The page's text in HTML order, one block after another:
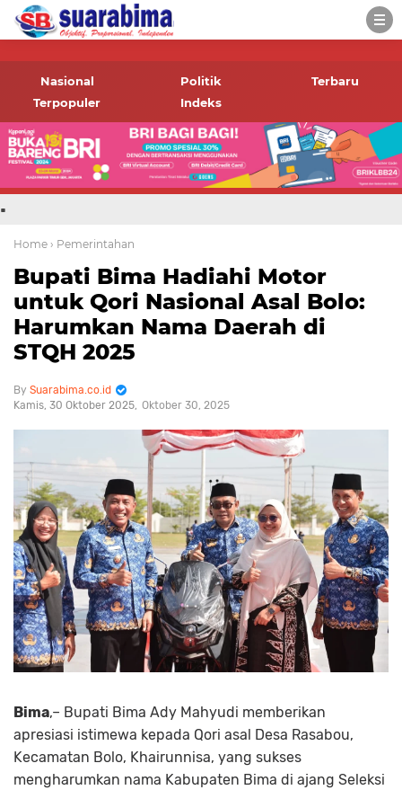
-->
informasi terbaru tentang
Bima dan daerah sekitar
Nasional Politik
Terbaru
Terpopuler
Indeks
.
Home › Pemerintahan
Bupati Bima Hadiahi Motor
untuk Qori Nasional Asal Bolo:
Harumkan Nama Daerah di
STQH 2025
Suarabima.co.id
Kamis, 30 Oktober 2025 Oktober 30, 2025
Bima,– Bupati Bima Ady Mahyudi memberikan
apresiasi istimewa kepada Qori asal Desa Rasabou,
Kecamatan Bolo, Khairunnisa, yang sukses
mengharumkan nama Kabupaten Bima di ajang Seleksi